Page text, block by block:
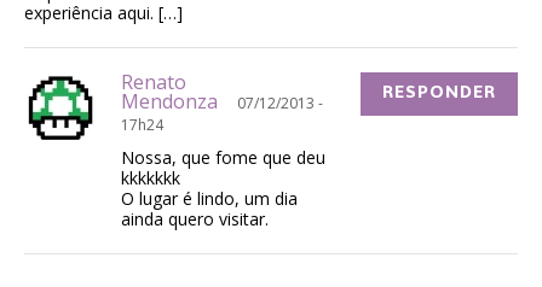
experiência aqui. […]
Renato
Mendonza
07/12/2013 -
17h24
Nossa, que fome que deu
kkkkkkk
O lugar é lindo, um dia
ainda quero visitar.
RESPONDER